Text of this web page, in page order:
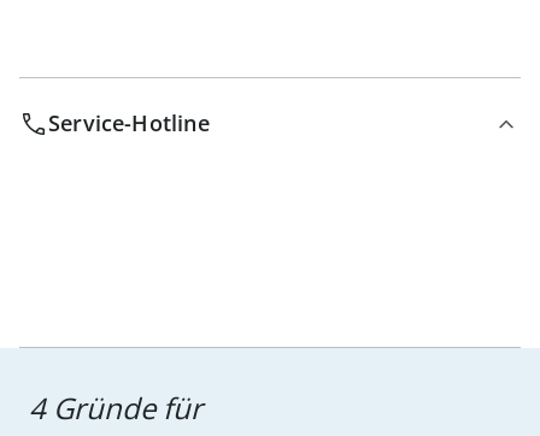
Service-Hotline
4 Gründe für